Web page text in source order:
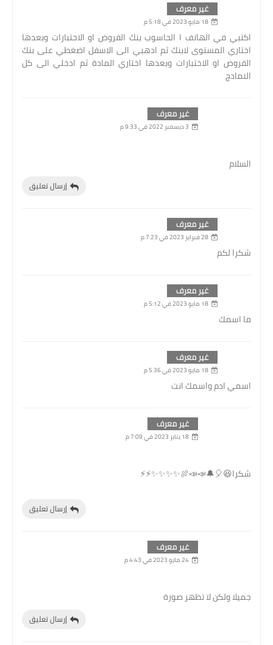
غير معرف
18 مايو 2023 في 5:18 م
اكتبي في الهاتف ا الحاسوب بنك الفروض او الاختبارات وبعدها
اختاري المستوى لابنك ثم ادهبي الى الاسفل اضغطي على بنك
الفروض او الاختبارات وبعدها اختاري المادة ثم ادخلي الى كل
النمادج
غير معرف
3 ديسمبر 2022 في 9:33 م
السلام
إرسال تعليق
غير معرف
28 فبراير 2023 في 7:23 م
شكرا لكم
غير معرف
18 مايو 2023 في 5:12 م
ما اسمك
غير معرف
18 مايو 2023 في 5:36 م
اسمي ادم واسمك انت
غير معرف
18 يناير 2023 في 7:09 م
شكرا😆🎈🔔📣📣🍖✨✨✨✨⚡⚡
إرسال تعليق
غير معرف
24 مايو 2023 في 4:43 م
جميلا ولكن لا تظهر صورة
إرسال تعليق